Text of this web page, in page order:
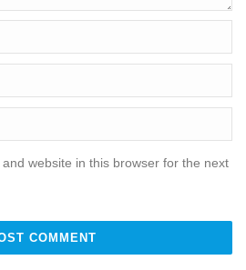
website in this browser for the next